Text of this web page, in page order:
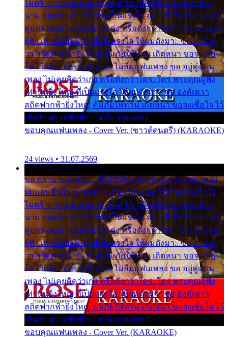
ไมตรี จากแฟนเพลง ทุกทุกที่ ปราณีหลั่งไหล ผมขอฝาก
นาม ยอดรักเอาไว้ โปรดเป็นแรงใจ อย่างนี้เรื่อยไป ขอ อยู่
คู่แฟนเพลง ไม่เคยคิดว่าเก่ง หรือดังกว่าใคร..ใคร พระคุณ
ผู้ฟัง เท่านั้นยิ่งใหญ่ ที่เป็นแรงใจ ให้ผมดังมา.. ขอ องค์เท
วา สถิตฟากฟ้ายิ่งใหญ่ คุ้มภัยให้ท่าน เถิดหนา ขอจงเชื่อ
ใจ ไว้เถิดว่า ตราบชั่วชีวา ไม่ลืมแฟนเพลง ขอ อยู่คู่แฟน
เพลง ไม่เคยคิดว่าเก่ง หรือดังกว่าใคร..ใคร พระคุณผู้ฟัง
เท่านั้นยิ่งใหญ่ ที่เป็นแรงใจ ให้ผมดังมา.. ขอ องค์เทวา
สถิตฟากฟ้ายิ่งใหญ่ คุ้มภัยให้ท่าน เถิดหนา ขอจงเชื่อใจ ไว้
เถิดว่า ตราบชั่วชีวา ไม่ลืมแฟนเพลง
ขอบคุณแฟนเพลง - Cover Ver. (ซาวด์ดนตรี) (KARAOKE)
24 views • 31.07.2569
ขอ กราบ ขอบคุณ.... ที่ได้รับไออุ่น การุณ จากแฟน เพลง
ผมแสนชื่นใจ หายวังเวง เมื่อแฟนเพลง ให้กำลังใจ น้ำใจ
ไมตรี จากแฟนเพลง ทุกทุกที่ ปราณีหลั่งไหล ผมขอฝาก
นาม ยอดรักเอาไว้ โปรดเป็นแรงใจ อย่างนี้เรื่อยไป ขอ อยู่
คู่แฟนเพลง ไม่เคยคิดว่าเก่ง หรือดังกว่าใคร..ใคร พระคุณ
ผู้ฟัง เท่านั้นยิ่งใหญ่ ที่เป็นแรงใจ ให้ผมดังมา.. ขอ องค์เท
วา สถิตฟากฟ้ายิ่งใหญ่ คุ้มภัยให้ท่าน เถิดหนา ขอจงเชื่อ
ใจ ไว้เถิดว่า ตราบชั่วชีวา ไม่ลืมแฟนเพลง ขอ อยู่คู่แฟน
เพลง ไม่เคยคิดว่าเก่ง หรือดังกว่าใคร..ใคร พระคุณผู้ฟัง
เท่านั้นยิ่งใหญ่ ที่เป็นแรงใจ ให้ผมดังมา.. ขอ องค์เทวา
สถิตฟากฟ้ายิ่งใหญ่ คุ้มภัยให้ท่าน เถิดหนา ขอจงเชื่อใจ ไว้
เถิดว่า ตราบชั่วชีวา ไม่ลืมแฟนเพลง
ขอบคุณแฟนเพลง - Cover Ver. (KARAOKE)